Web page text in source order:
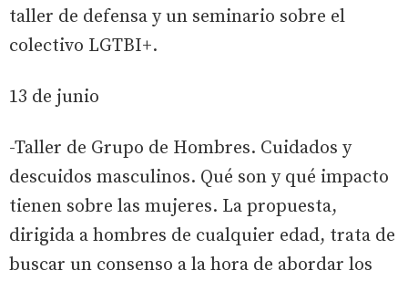
taller de defensa y un seminario sobre el
colectivo LGTBI+.
13 de junio
-Taller de Grupo de Hombres. Cuidados y
descuidos masculinos. Qué son y qué impacto
tienen sobre las mujeres. La propuesta,
dirigida a hombres de cualquier edad, trata de
buscar un consenso a la hora de abordar los